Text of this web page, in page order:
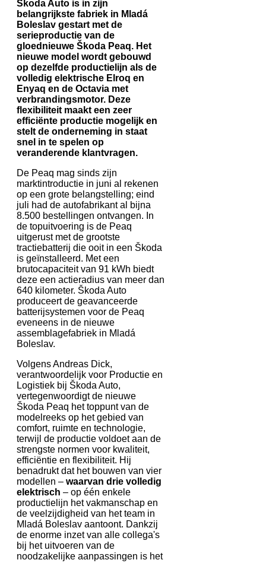
Škoda Auto is in zijn
belangrijkste fabriek in Mladá
Boleslav gestart met de
serieproductie van de
gloednieuwe Škoda Peaq. Het
nieuwe model wordt gebouwd
op dezelfde productielijn als de
volledig elektrische Elroq en
Enyaq en de Octavia met
verbrandingsmotor. Deze
flexibiliteit maakt een zeer
efficiënte productie mogelijk en
stelt de onderneming in staat
snel in te spelen op
veranderende klantvragen.
De Peaq mag sinds zijn
marktintroductie in juni al rekenen
op een grote belangstelling; eind
juli had de autofabrikant al bijna
8.500 bestellingen ontvangen. In
de topuitvoering is de Peaq
uitgerust met de grootste
tractiebatterij die ooit in een Škoda
is geïnstalleerd. Met een
brutocapaciteit van 91 kWh biedt
deze een actieradius van meer dan
640 kilometer. Škoda Auto
produceert de geavanceerde
batterijsystemen voor de Peaq
eveneens in de nieuwe
assemblagefabriek in Mladá
Boleslav.
Volgens Andreas Dick,
verantwoordelijk voor Productie en
Logistiek bij Škoda Auto,
vertegenwoordigt de nieuwe
Škoda Peaq het toppunt van de
modelreeks op het gebied van
comfort, ruimte en technologie,
terwijl de productie voldoet aan de
strengste normen voor kwaliteit,
efficiëntie en flexibiliteit. Hij
benadrukt dat het bouwen van vier
modellen – waarvan drie volledig
elektrisch – op één enkele
productielijn het vakmanschap en
de veelzijdigheid van het team in
Mladá Boleslav aantoont. Dankzij
de enorme inzet van alle collega's
bij het uitvoeren van de
noodzakelijke aanpassingen is het